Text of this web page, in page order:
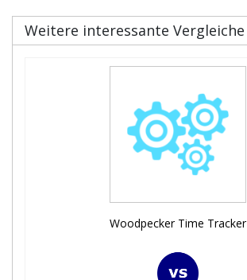
Weitere interessante Vergleiche
Woodpecker Time Tracker